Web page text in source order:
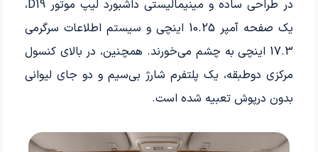
در طراحی ساده و مینیمالیستی داشبورد لیپ موتور D19،
یک صفحه آمپر 10.25 اینچی و سیستم اطلاعات سرگرمی
17.3 اینچی به چشم می‌خورند. همچنین، در بالای کنسول
مرکزی دوطبقه، یک پلتفرم شارژ بی‌سیم و دو جای لیوانی
بدون درپوش تعبیه شده است.